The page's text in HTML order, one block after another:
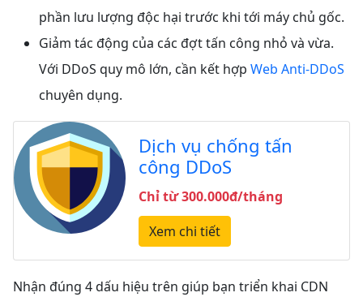
phần lưu lượng độc hại trước khi tới máy chủ gốc.
Giảm tác động của các đợt tấn công nhỏ và vừa.
Với DDoS quy mô lớn, cần kết hợp Web Anti-DDoS
chuyên dụng.
Dịch vụ chống tấn
công DDoS
Chỉ từ 300.000đ/tháng
Xem chi tiết
Nhận đúng 4 dấu hiệu trên giúp bạn triển khai CDN